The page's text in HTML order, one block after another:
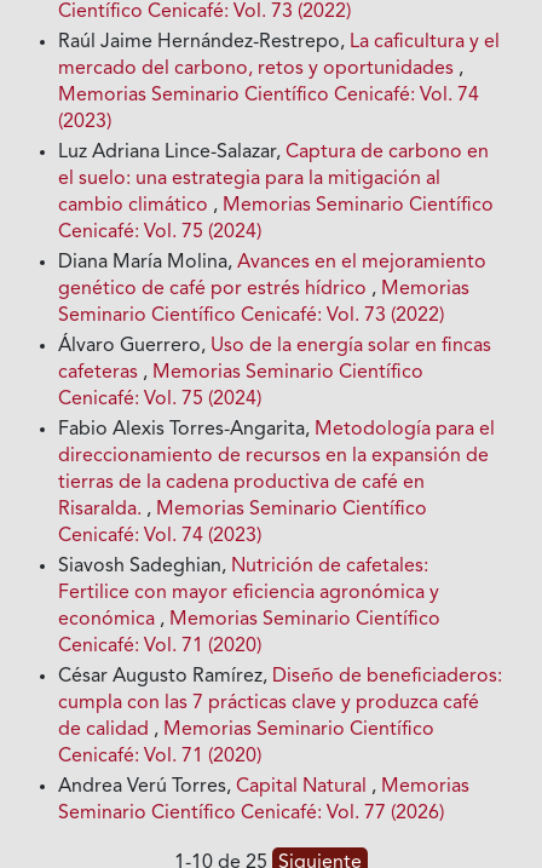
Científico Cenicafé: Vol. 73 (2022)
Raúl Jaime Hernández-Restrepo, La caficultura y el
mercado del carbono, retos y oportunidades ,
Memorias Seminario Científico Cenicafé: Vol. 74
(2023)
Luz Adriana Lince-Salazar,Captura de carbono en
el suelo: una estrategia para la mitigación al
cambio climático , Memorias Seminario Científico
Cenicafé: Vol. 75 (2024)
Diana María Molina,Avances en el mejoramiento
genético de café por estrés hídrico , Memorias
Seminario Científico Cenicafé: Vol. 73 (2022)
Álvaro Guerrero, Uso de la energía solar en fincas
cafeteras , Memorias Seminario Científico
Cenicafé: Vol. 75 (2024)
Fabio Alexis Torres-Angarita, Metodología para el
direccionamiento de recursos en la expansión de
tierras de la cadena productiva de café en
Risaralda. , Memorias Seminario Científico
Cenicafé: Vol. 74 (2023)
Siavosh Sadeghian, Nutrición de cafetales:
Fertilice con mayor eficiencia agronómica y
económica , Memorias Seminario Científico
Cenicafé: Vol. 71 (2020)
César Augusto Ramírez, Diseño de beneficiaderos:
cumpla con las 7 prácticas clave y produzca café
de calidad , Memorias Seminario Científico
Cenicafé: Vol. 71 (2020)
Andrea Verú Torres,Capital Natural , Memorias
Seminario Científico Cenicafé: Vol. 77 (2026)
1-10 de 25 Siguiente